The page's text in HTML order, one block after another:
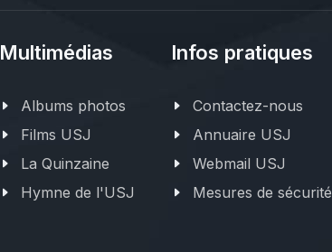
Multimédias
Albums photos
Films USJ
La Quinzaine
Hymne de l'USJ
Infos pratiques
Contactez-nous
Annuaire USJ
Webmail USJ
Mesures de sécurité